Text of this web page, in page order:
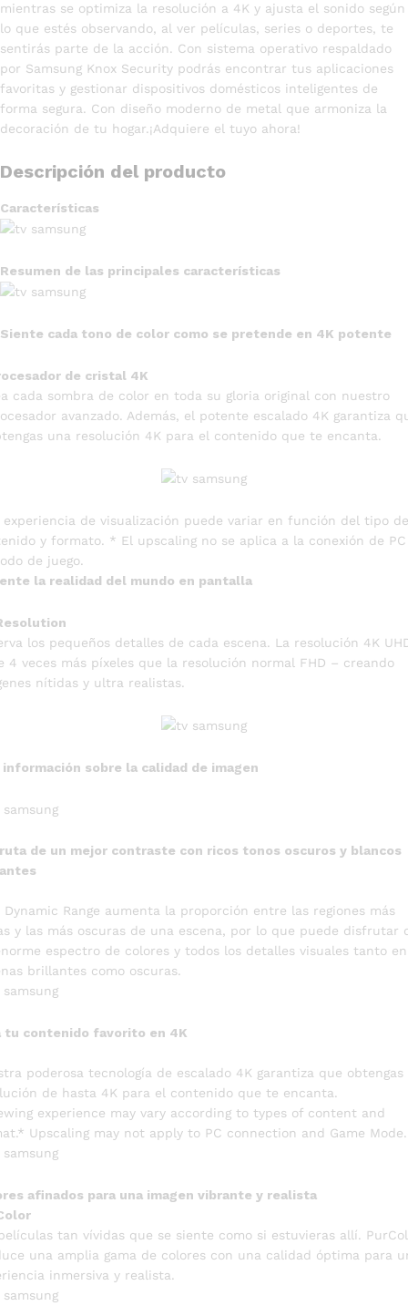
mientras se optimiza la resolución a 4K y ajusta el sonido según
lo que estés observando, al ver películas, series o deportes, te
sentirás parte de la acción. Con sistema operativo respaldado
por Samsung Knox Security podrás encontrar tus aplicaciones
favoritas y gestionar dispositivos domésticos inteligentes de
forma segura. Con diseño moderno de metal que armoniza la
decoración de tu hogar.¡Adquiere el tuyo ahora!
Descripción del producto
Características
Resumen de las principales características
Siente cada tono de color como se pretende en 4K potente
de cristal 4K
cada sombra de color en toda su gloria original con nuestro
avanzado. Además, el potente escalado 4K garantiza
una resolución 4K para el contenido que te encanta.
de visualización puede variar en función del tipo de
y formato. * El upscaling no se aplica a la conexión de
de juego.
la realidad del mundo en pantalla
los pequeños detalles de cada escena. La resolución 4K
4 veces más píxeles que la resolución normal FHD – creando
nítidas y ultra realistas.
información sobre la calidad de imagen
de un mejor contraste con ricos tonos oscuros y blancos
Dynamic Range aumenta la proporción entre las regiones más
y las más oscuras de una escena, por lo que puede disfrutar
espectro de colores y todos los detalles visuales tanto en
brillantes como oscuras.
tu contenido favorito en 4K
poderosa tecnología de escalado 4K garantiza que obtengas
de hasta 4K para el contenido que te encanta.
experience may vary according to types of content and
Upscaling may not apply to PC connection and Game Mode.
afinados para una imagen vibrante y realista
tan vívidas que se siente como si estuvieras allí.
una amplia gama de colores con una calidad óptima para
inmersiva y realista.